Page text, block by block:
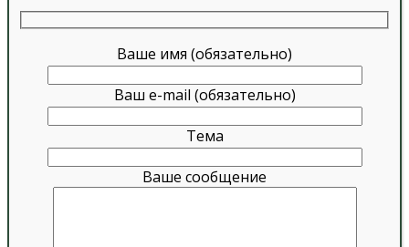
Ваше имя (обязательно)
Ваш e-mail (обязательно)
Тема
Ваше сообщение